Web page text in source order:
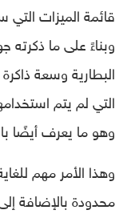
وبناءً على ما ذكرته
البطارية وسعة
التي لم يتم
وهو ما يعرف أيضًا
وهذا الأمر مهم